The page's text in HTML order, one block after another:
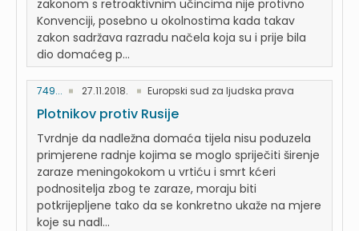
zakonom s retroaktivnim učincima nije protivno
Konvenciji, posebno u okolnostima kada takav
zakon sadržava razradu načela koja su i prije bila
dio domaćeg p...
749... 27.11.2018. Europski sud za ljudska prava
Plotnikov protiv Rusije
Tvrdnje da nadležna domaća tijela nisu poduzela
primjerene radnje kojima se moglo spriječiti širenje
zaraze meningokokom u vrtiću i smrt kćeri
podnositelja zbog te zaraze, moraju biti
potkrijepljene tako da se konkretno ukaže na mjere
koje su nadl...